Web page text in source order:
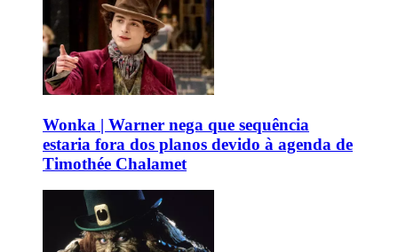
Wonka | Warner nega que sequência
estaria fora dos planos devido à agenda de
Timothée Chalamet